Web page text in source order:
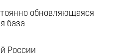
обновляющаяся
база
России